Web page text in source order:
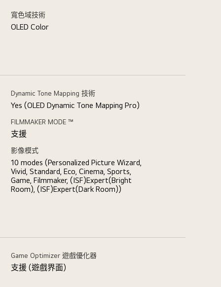
寬色域技術
OLED Color
Dynamic Tone Mapping 技術
Yes (OLED Dynamic Tone Mapping Pro)
FILMMAKER MODE ™
支援
影像模式
10 modes (Personalized Picture Wizard,
Vivid, Standard, Eco, Cinema, Sports,
Game, Filmmaker, (ISF)Expert(Bright
Room), (ISF)Expert(Dark Room))
Game Optimizer 遊戲優化器
支援 (遊戲界面)